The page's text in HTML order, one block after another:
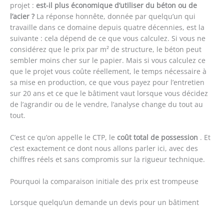
projet : est-il plus économique d’utiliser du béton ou de
l’acier ? La réponse honnête, donnée par quelqu’un qui
travaille dans ce domaine depuis quatre décennies, est la
suivante : cela dépend de ce que vous calculez. Si vous ne
considérez que le prix par m² de structure, le béton peut
sembler moins cher sur le papier. Mais si vous calculez ce
que le projet vous coûte réellement, le temps nécessaire à
sa mise en production, ce que vous payez pour l’entretien
sur 20 ans et ce que le bâtiment vaut lorsque vous décidez
de l’agrandir ou de le vendre, l’analyse change du tout au
tout.
C’est ce qu’on appelle le CTP, le coût total de possession . Et
c’est exactement ce dont nous allons parler ici, avec des
chiffres réels et sans compromis sur la rigueur technique.
Pourquoi la comparaison initiale des prix est trompeuse
Lorsque quelqu’un demande un devis pour un bâtiment